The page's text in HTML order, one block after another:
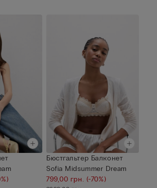
Бюстгальтер Балконет
Sofia Midsummer Dream
799,00 грн. (-70%)